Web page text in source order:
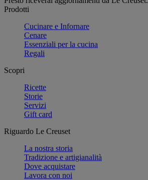
Prodotti
Cucinare e Infornare
Cenare
Essenziali per la cucina
Regali
Scopri
Ricette
Storie
Servizi
Gift card
Riguardo Le Creuset
La nostra storia
Tradizione e artigianalità
Dove acquistare
Lavora con noi